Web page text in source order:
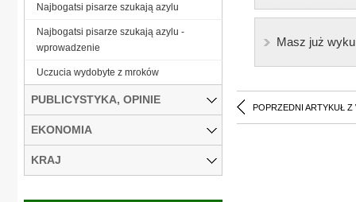
Masz już
POPRZEDNI ARTYKUŁ Z
Najbogatsi pisarze szukają azylu
Najbogatsi pisarze szukają azylu -
wprowadzenie
Uczucia wydobyte z mroków
PUBLICYSTYKA, OPINIE
EKONOMIA
KRAJ